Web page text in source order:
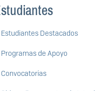
Estudiantes Destacados
Programas de Apoyo
Convocatorias